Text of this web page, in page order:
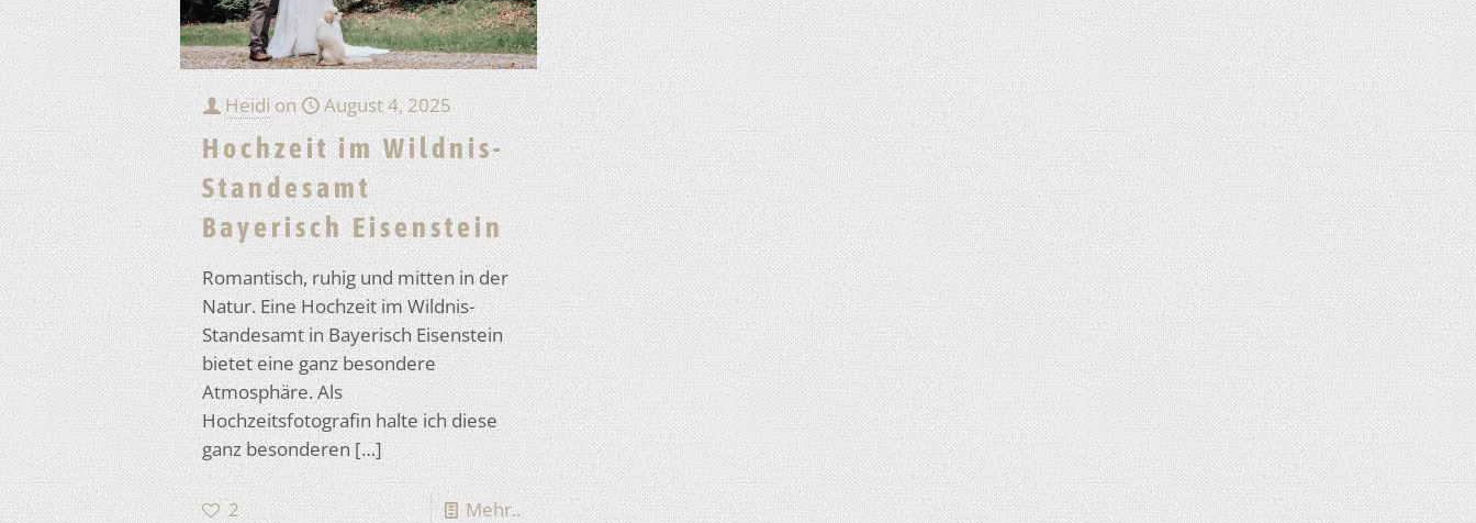
Heidion August 4, 2025
Hochzeit im Wildnis-
Standesamt
Bayerisch Eisenstein
Romantisch, ruhig und mitten in der
Natur. Eine Hochzeit im Wildnis-
Standesamt in Bayerisch Eisenstein
bietet eine ganz besondere
Atmosphäre. Als
Hochzeitsfotografin halte ich diese
ganz besonderen[…]
2 Mehr..